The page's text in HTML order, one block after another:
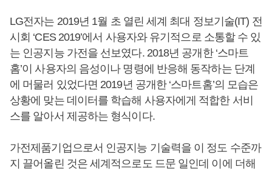
LG전자는 2019년 1월 초 열린 세계 최대 정보기술(IT) 전
시회 ‘CES 2019’에서 사용자와 유기적으로 소통할 수 있
는 인공지능 가전을 선보였다. 2018년 공개한 ‘스마트
홈’이 사용자의 음성이나 명령에 반응해 동작하는 단계
에 머물러 있었다면 2019년 공개한 ‘스마트홈’의 모습은
상황에 맞는 데이터를 학습해 사용자에게 적합한 서비
스를 알아서 제공하는 형식이다.
가전제품기업으로서 인공지능 기술력을 이 정도 수준까
지 끌어올린 것은 세계적으로도 드문 일인데 이에 더해